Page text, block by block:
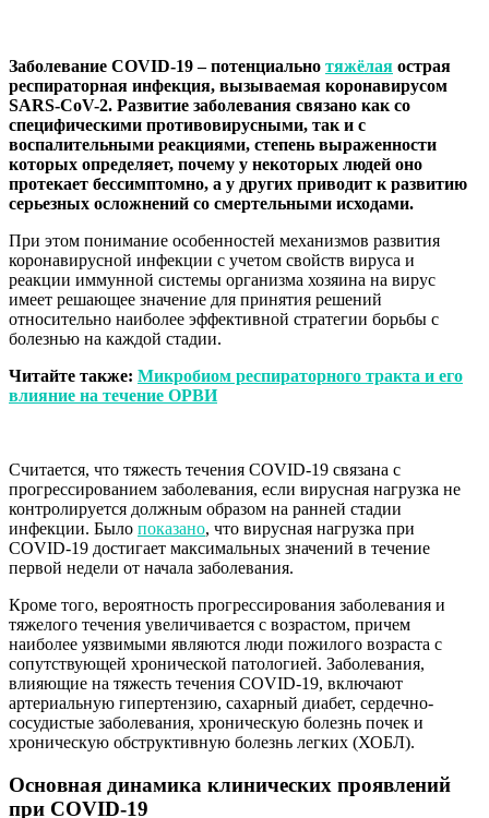
Заболевание COVID-19 – потенциально тяжёлая острая
респираторная инфекция, вызываемая коронавирусом
SARS-CoV-2. Развитие заболевания связано как со
специфическими противовирусными, так и с
воспалительными реакциями, степень выраженности
которых определяет, почему у некоторых людей оно
протекает бессимптомно, а у других приводит к развитию
серьезных осложнений со смертельными исходами.
При этом понимание особенностей механизмов развития
коронавирусной инфекции с учетом свойств вируса и
реакции иммунной системы организма хозяина на вирус
имеет решающее значение для принятия решений
относительно наиболее эффективной стратегии борьбы с
болезнью на каждой стадии.
Читайте также: Микробиом респираторного тракта и его
влияние на течение ОРВИ
Считается, что тяжесть течения COVID-19 связана с
прогрессированием заболевания, если вирусная нагрузка не
контролируется должным образом на ранней стадии
инфекции. Было показано, что вирусная нагрузка при
COVID-19 достигает максимальных значений в течение
первой недели от начала заболевания.
Кроме того, вероятность прогрессирования заболевания и
тяжелого течения увеличивается с возрастом, причем
наиболее уязвимыми являются люди пожилого возраста с
сопутствующей хронической патологией. Заболевания,
влияющие на тяжесть течения COVID-19, включают
артериальную гипертензию, сахарный диабет, сердечно-
сосудистые заболевания, хроническую болезнь почек и
хроническую обструктивную болезнь легких (ХОБЛ).
Основная динамика клинических проявлений
при COVID-19